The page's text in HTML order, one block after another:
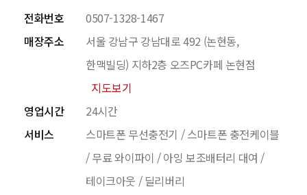
전화번호
0507-1328-1467
매장주소
서울 강남구 강남대로 492 (논현동,
한맥빌딩) 지하2층 오즈PC카페 논현점
지도보기
영업시간
24시간
서비스
스마트폰 무선충전기 / 스마트폰 충전케이블
/ 무료 와이파이 / 아잉 보조배터리 대여 /
테이크아웃 / 딜리버리